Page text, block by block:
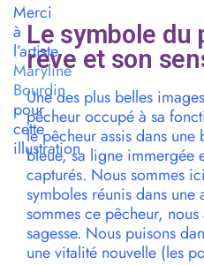
Le symbole du
rêve et son
Une des plus belles
pêcheur occupé à sa
le pêcheur assis dans
bleue, sa ligne immergée
capturés. Nous sommes
symboles réunis dans
sommes ce pêcheur,
sagesse. Nous puisons
une vitalité nouvelle (les
Merci
à
l’artiste
Maryline
Bourdin
pour
cette
illustration